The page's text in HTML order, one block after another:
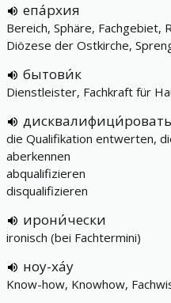
епа́рхия
Bereich, Sphäre, Fachgebiet,
Diözese der Ostkirche,
бытови́к
Dienstleister, Fachkraft für
дисквалифици́ровать
die Qualifikation entwerten,
aberkennen
abqualifizieren
disqualifizieren
ирони́чески
ironisch (bei Fachtermini)
ноу-ха́у
Know-how, Knowhow,